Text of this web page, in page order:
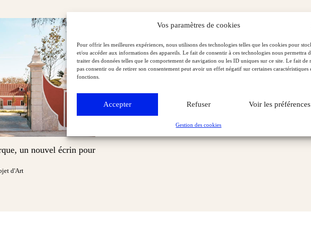
Vos paramètres de cookies
Pour offrir les meilleures expériences, nous utilisons des technologies telles que les cookies pour
et/ou accéder aux informations des appareils. Le fait de consentir à ces technologies nous permettra
traiter des données telles que le comportement de navigation ou les ID uniques sur ce site. Le fait de
pas consentir ou de retirer son consentement peut avoir un effet négatif sur certaines caractéristiques
fonctions.
Accepter Refuser Voir les préférences
Gestion des cookies
un nouvel écrin pour
d'Art